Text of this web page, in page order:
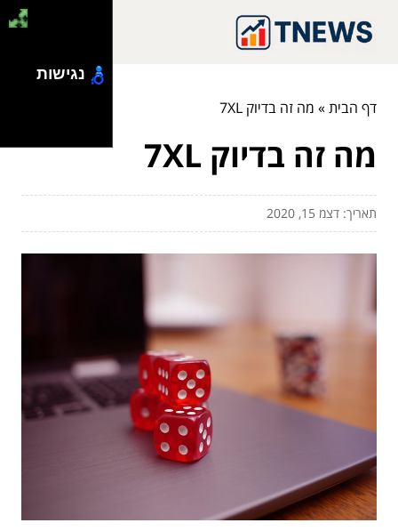
דף הבית» מה זה בדיוק 7XL
מה זה בדיוק 7XL
תאריך: דצמ 15, 2020
נגישות